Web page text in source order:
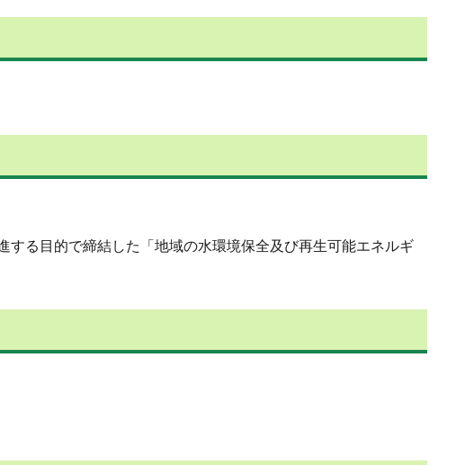
る目的で締結した「地域の水環境保全及び再生可能エネルギ